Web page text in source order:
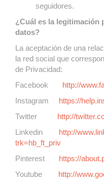
seguidores.
¿Cuál es la legitimación
datos?
La aceptación de una
la red social que
de Privacidad:
Facebook http://
Instagram https://
Twitter http://
Linkedin http://
trk=hb_ft_priv
Pinterest https://
Youtube http://